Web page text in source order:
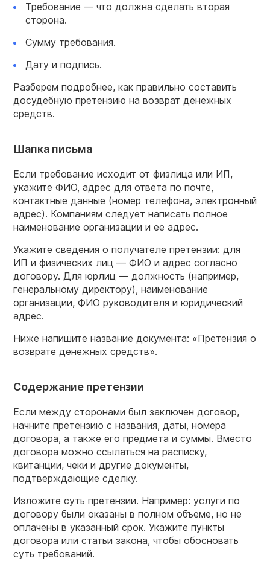
Требование — что должна сделать вторая
сторона.
Сумму требования.
Дату и подпись.
Разберем подробнее, как правильно составить
досудебную претензию на возврат денежных
средств.
Шапка письма
Если требование исходит от физлица или ИП,
укажите ФИО, адрес для ответа по почте,
контактные данные (номер телефона, электронный
адрес). Компаниям следует написать полное
наименование организации и ее адрес.
Укажите сведения о получателе претензии: для
ИП и физических лиц — ФИО и адрес согласно
договору. Для юрлиц — должность (например,
генеральному директору), наименование
организации, ФИО руководителя и юридический
адрес.
Ниже напишите название документа: «Претензия о
возврате денежных средств».
Содержание претензии
Если между сторонами был заключен договор,
начните претензию с названия, даты, номера
договора, а также его предмета и суммы. Вместо
договора можно ссылаться на расписку,
квитанции, чеки и другие документы,
подтверждающие сделку.
Изложите суть претензии. Например: услуги по
договору были оказаны в полном объеме, но не
оплачены в указанный срок. Укажите пункты
договора или статьи закона, чтобы обосновать
суть требований.